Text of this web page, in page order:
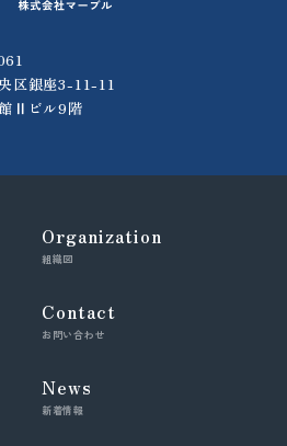
区銀座3-11-11
Ⅱビル9階
Organization
組織図
Contact
お問い合わせ
News
新着情報